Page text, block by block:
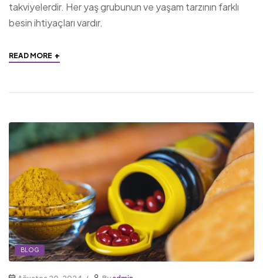
takviyelerdir. Her yaş grubunun ve yaşam tarzının farklı
besin ihtiyaçları vardır.
READ MORE +
BLOG